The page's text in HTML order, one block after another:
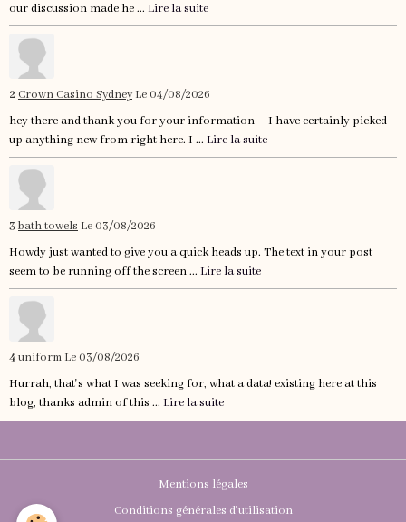
our discussion made he ... Lire la suite
2 Crown Casino Sydney Le 04/08/2026
hey there and thank you for your information – I have certainly picked
up anything new from right here. I ... Lire la suite
3bath towels Le 03/08/2026
Howdy just wanted to give you a quick heads up. The text in your post
seem to be running off the screen ... Lire la suite
4uniform Le 03/08/2026
Hurrah, that's what I was seeking for, what a data! existing here at this
blog, thanks admin of this ... Lire la suite
Mentions légales
Conditions générales d'utilisation